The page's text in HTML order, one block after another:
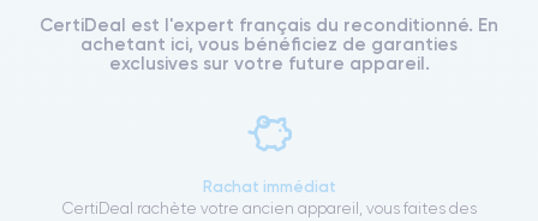
CertiDeal est l'expert français du reconditionné. En
achetant ici, vous bénéficiez de garanties
exclusives sur votre future appareil.
Rachat immédiat
CertiDeal rachète votre ancien appareil, vous faites des